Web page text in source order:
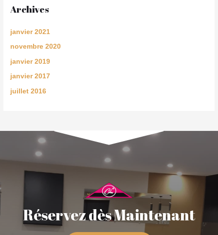
Archives
janvier 2021
novembre 2020
janvier 2019
janvier 2017
juillet 2016
Réservez dès Maintenant